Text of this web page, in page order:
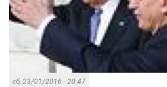
сб, 23/01/2016 - 20:47